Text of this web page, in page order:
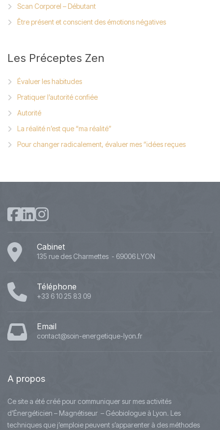
Scan Corporel – Débutant
Être présent et conscient des émotions négatives
Les Préceptes Zen
Évaluer les habitudes
Pratiquer l’autorité confiée
Autorité
La réalité n’est que “ma réalité”
Pour changer radicalement, évaluer mes “idées reçues
Cabinet
135 rue des Charmettes - 69006 LYON
Téléphone
+33 6 10 25 83 09
Email
contact@soin-energetique-lyon.fr
A propos
Ce site a été créé pour communiquer sur mes activités
d’Énergéticien – Magnétiseur – Géobiologue à Lyon. Les
techniques que j’emploie peuvent s’apparenter à des méthodes